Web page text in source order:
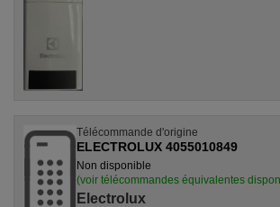
Télécommande d'origine
ELECTROLUX 4055010849
Non disponible
(voir télécommandes équivalentes
Electrolux